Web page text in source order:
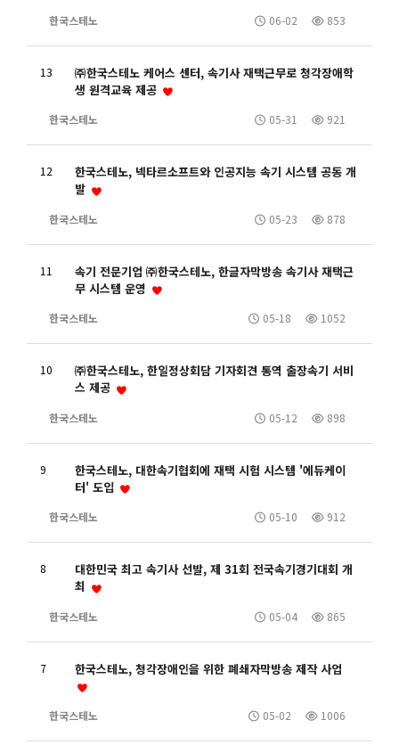
한국스테노 853
06-02
13
㈜한국스테노 케어스 센터, 속기사 재택근무로 청각장애학
생 원격교육 제공
한국스테노 921
05-31
12
한국스테노, 넥타르소프트와 인공지능 속기 시스템 공동 개
발
한국스테노 878
05-23
11
속기 전문기업 ㈜한국스테노, 한글자막방송 속기사 재택근
무 시스템 운영
한국스테노 1052
05-18
10
㈜한국스테노, 한일정상회담 기자회견 통역 출장속기 서비
스 제공
한국스테노 898
05-12
9
한국스테노, 대한속기협회에 재택 시험 시스템 '에듀케이
터' 도입
한국스테노 912
05-10
8
대한민국 최고 속기사 선발, 제 31회 전국속기경기대회 개
최
한국스테노 865
05-04
7 한국스테노, 청각장애인을 위한 폐쇄자막방송 제작 사업
한국스테노 1006
05-02